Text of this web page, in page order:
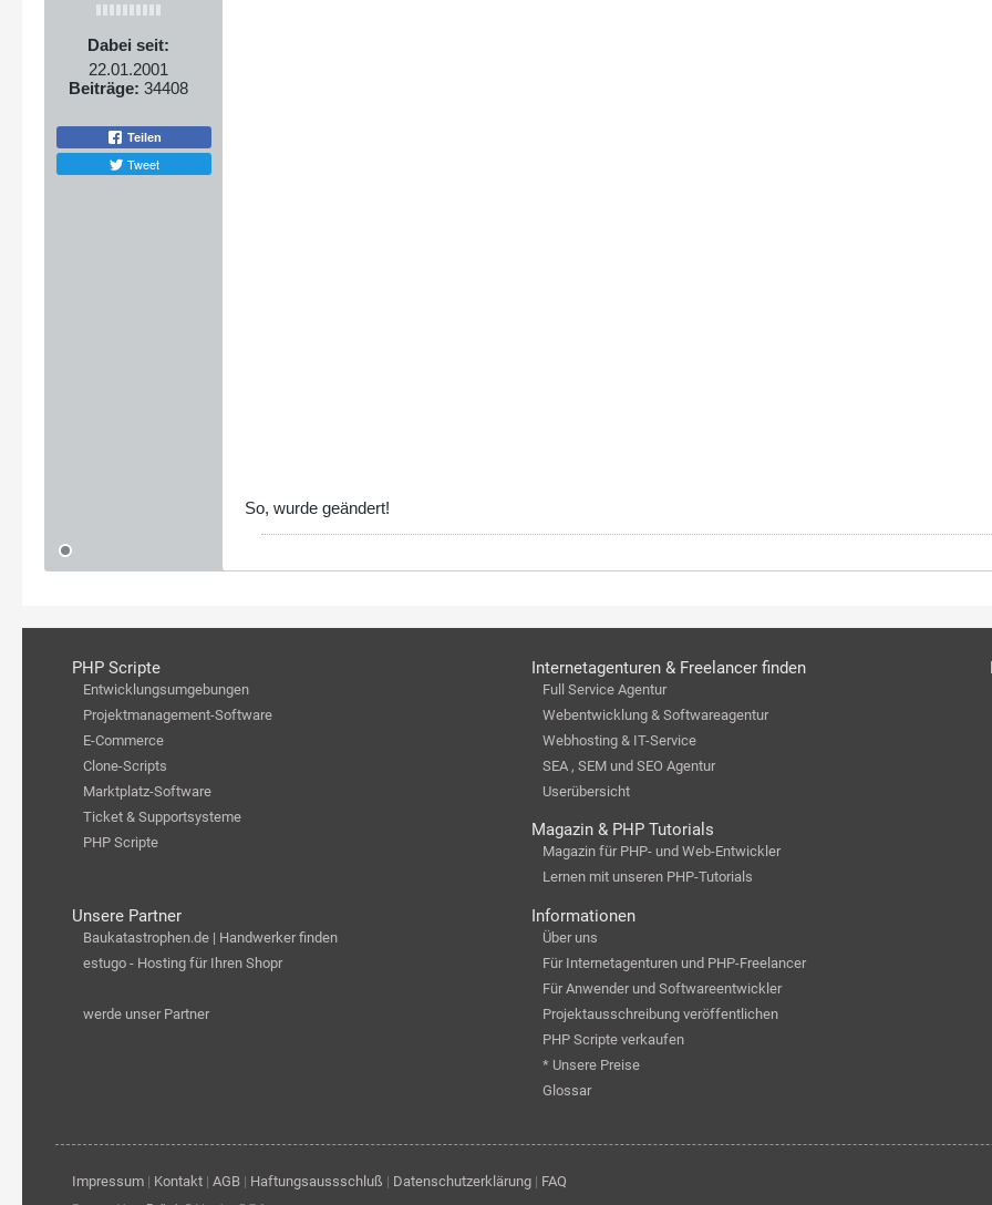
Dabei seit:
22.01.2001
Beiträge: 34408
Teilen
Tweet
So, wurde geändert!
PHP Scripte
Entwicklungsumgebungen
Projektmanagement-Software
E-Commerce
Clone-Scripts
Marktplatz-Software
Ticket & Supportsysteme
PHP Scripte
Internetagenturen & Freelancer finden
Full Service Agentur
Webentwicklung & Softwareagentur
Webhosting & IT-Service
SEA , SEM und SEO Agentur
Userübersicht
Magazin & PHP Tutorials
Magazin für PHP- und Web-Entwickler
Lernen mit unseren PHP-Tutorials
Unsere Partner
Baukatastrophen.de | Handwerker finden
estugo - Hosting für Ihren Shopr
werde unser Partner
Informationen
Über uns
Für Internetagenturen und PHP-Freelancer
Für Anwender und Softwareentwickler
Projektausschreibung veröffentlichen
PHP Scripte verkaufen
* Unsere Preise
Glossar
Impressum| Kontakt| AGB| Haftungsaussschluß | Datenschutzerklärung| FAQ